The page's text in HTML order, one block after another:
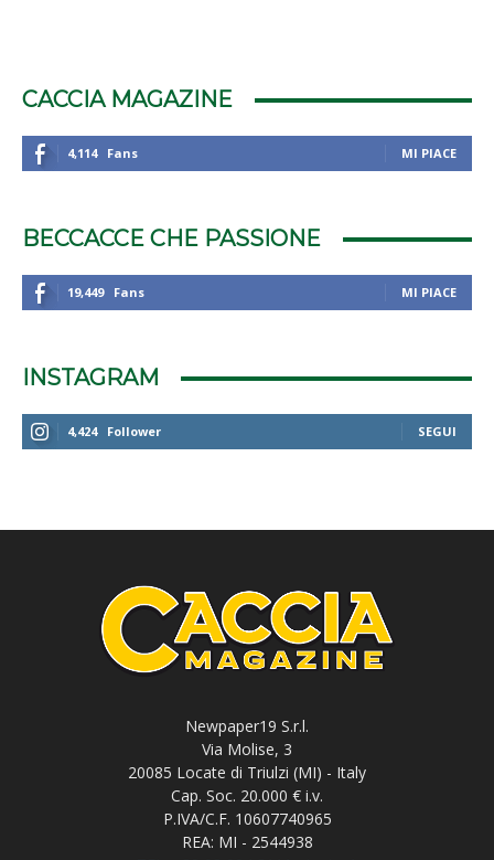
CACCIA MAGAZINE
4,114 Fans MI PIACE
BECCACCE CHE PASSIONE
19,449 Fans MI PIACE
INSTAGRAM
4,424 Follower SEGUI
Newpaper19 S.r.l.
Via Molise, 3
20085 Locate di Triulzi (MI) - Italy
Cap. Soc. 20.000 € i.v.
P.IVA/C.F. 10607740965
REA: MI - 2544938